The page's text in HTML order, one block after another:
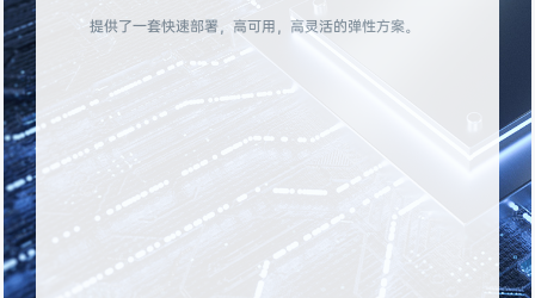
提供了一套快速部署，高可用，高灵活的弹性方案。